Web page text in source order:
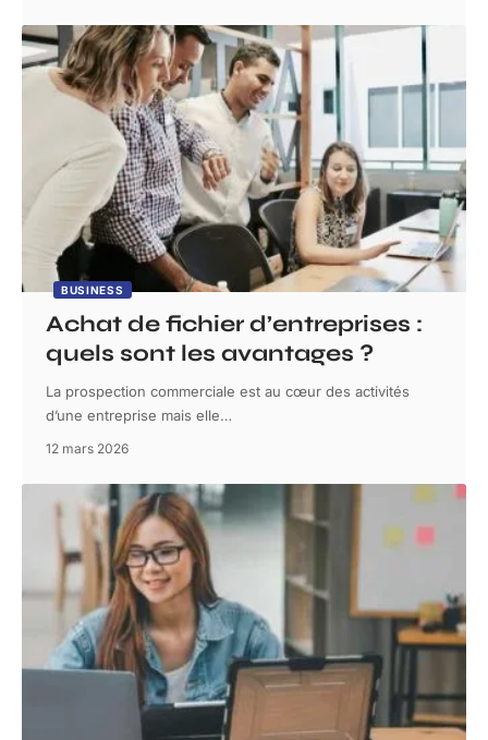
BUSINESS
Achat de fichier d’entreprises :
quels sont les avantages ?
La prospection commerciale est au cœur des activités
d’une entreprise mais elle…
12 mars 2026